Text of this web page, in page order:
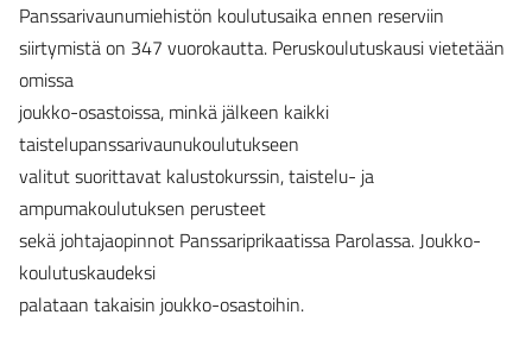
Panssarivaunumiehistön koulutusaika ennen reserviin
siirtymistä on 347 vuorokautta. Peruskoulutuskausi vietetään
omissa
joukko-osastoissa, minkä jälkeen kaikki
taistelupanssarivaunukoulutukseen
valitut suorittavat kalustokurssin, taistelu- ja
ampumakoulutuksen perusteet
sekä johtajaopinnot Panssariprikaatissa Parolassa. Joukko-
koulutuskaudeksi
palataan takaisin joukko-osastoihin.